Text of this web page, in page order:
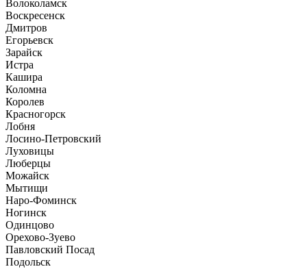
Волоколамск
Воскресенск
Дмитров
Егорьевск
Зарайск
Истра
Кашира
Коломна
Королев
Красногорск
Лобня
Лосино-Петровский
Луховицы
Люберцы
Можайск
Мытищи
Наро-Фоминск
Ногинск
Одинцово
Орехово-Зуево
Павловский Посад
Подольск